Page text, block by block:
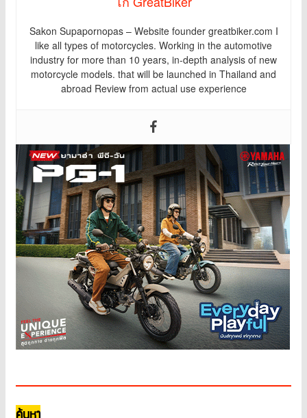
Sakon Supapornopas – Website founder greatbiker.com I
like all types of motorcycles. Working in the automotive
industry for more than 10 years, in-depth analysis of new
motorcycle models. that will be launched in Thailand and
abroad Review from actual use experience